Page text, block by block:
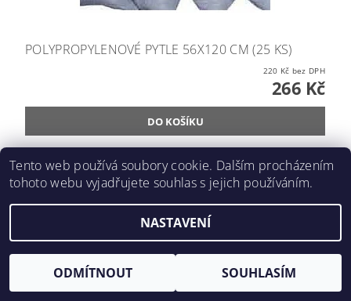
POLYPROPYLENOVÉ PYTLE 56X120 CM (25 KS)
220 Kč bez DPH
266 Kč
Tento web používá soubory cookie. Dalším procházením
tohoto webu vyjadřujete souhlas s jejich používáním.
NASTAVENÍ
ODMÍTNOUT SOUHLASÍM